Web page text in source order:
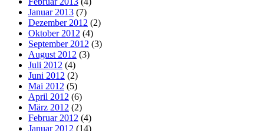
Januar 2013 (7)
Dezember 2012 (2)
Oktober 2012 (4)
September 2012 (3)
August 2012 (3)
Juli 2012 (4)
Juni 2012 (2)
Mai 2012 (5)
April 2012 (6)
März 2012 (2)
Februar 2012 (4)
Januar 2012 (14)